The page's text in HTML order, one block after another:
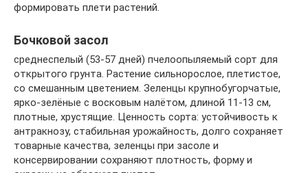
формировать плети растений.
Бочковой засол
среднеспелый (53-57 дней) пчелоопыляемый сорт для
открытого грунта. Растение сильнорослое, плетистое,
со смешанным цветением. Зеленцы крупнобугорчатые,
ярко-зелёные с восковым налётом, длиной 11-13 см,
плотные, хрустящие. Ценность сорта: устойчивость к
антракнозу, стабильная урожайность, долго сохраняет
товарные качества, зеленцы при засоле и
консервировании сохраняют плотность, форму и